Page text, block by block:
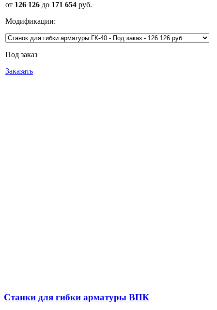
от 126 126 до 171 654 руб.
Модификации:
Под заказ
Заказать
Станки для гибки арматуры ВПК